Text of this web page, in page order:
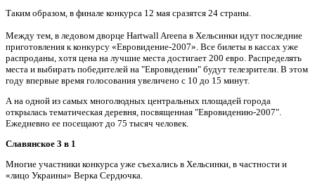
Таким образом, в финале конкурса 12 мая сразятся 24 страны.
Между тем, в ледовом дворце Hartwall Areena в Хельсинки идут последние
приготовления к конкурсу «Евровидение-2007». Все билеты в кассах уже
распроданы, хотя цена на лучшие места достигает 200 евро. Распределять
места и выбирать победителей на "Евровидении" будут телезрители. В этом
году впервые время голосования увеличено с 10 до 15 минут.
А на одной из самых многолюдных центральных площадей города
открылась тематическая деревня, посвященная "Евровидению-2007".
Ежедневно ее посещают до 75 тысяч человек.
Славянское 3 в 1
Многие участники конкурса уже съехались в Хельсинки, в частности и
«лицо Украины» Верка Сердючка.